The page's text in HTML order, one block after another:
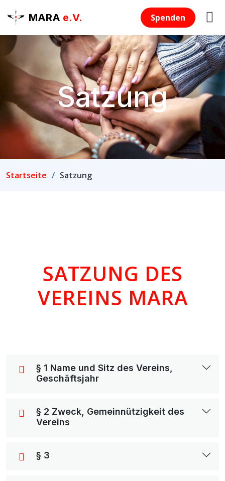
MARA e.V. Spenden
Satzung
Startseite Satzung
SATZUNG DES
VEREINS MARA
§ 1 Name und Sitz des Vereins,
Geschäftsjahr
§ 2 Zweck, Gemeinnützigkeit des
Vereins
§ 3